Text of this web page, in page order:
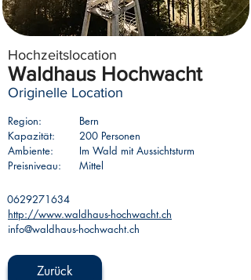
Hochzeitslocation
Waldhaus Hochwacht
Originelle Location
Region:
Bern
Kapazität:
200 Personen
Ambiente:
Im Wald mit Aussichtsturm
Preisniveau:
Mittel
0629271634
http://www.waldhaus-hochwacht.ch
info@waldhaus-hochwacht.ch
Zurück